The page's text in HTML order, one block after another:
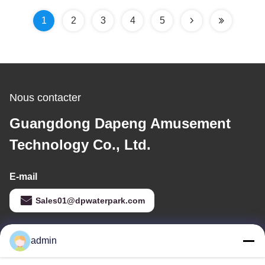
1 2 3 4 5
Nous contacter
Guangdong Dapeng Amusement
Technology Co., Ltd.
E-mail
Sales01@dpwaterpark.com
Notre adresse
admin